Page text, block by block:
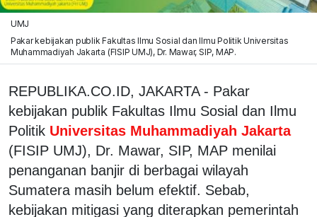
UMJ
Pakar kebijakan publik Fakultas Ilmu Sosial dan Ilmu Politik Universitas
Muhammadiyah Jakarta (FISIP UMJ), Dr. Mawar, SIP, MAP.
REPUBLIKA.CO.ID, JAKARTA - Pakar
kebijakan publik Fakultas Ilmu Sosial dan Ilmu
Politik Universitas Muhammadiyah Jakarta
(FISIP UMJ), Dr. Mawar, SIP, MAP menilai
penanganan banjir di berbagai wilayah
Sumatera masih belum efektif. Sebab,
kebijakan mitigasi yang diterapkan pemerintah